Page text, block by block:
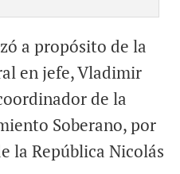
a propósito de la
en jefe, Vladimir
de la
Soberano, por
la República Nicolás